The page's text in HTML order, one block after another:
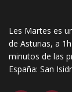
Les Martes es
de Asturias, a
minutos de las
España: San